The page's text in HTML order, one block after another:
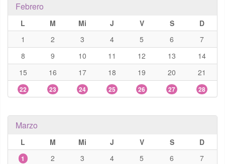
Febrero
L M Mi J V S
D
1
2 3 4 5 6
7
8
9 10 11 12 13
14
15
16 17 18 19 20 21
22 23 24 25 26 27 28
Marzo
L M Mi J V S D
1 2 3 4 5 6
7